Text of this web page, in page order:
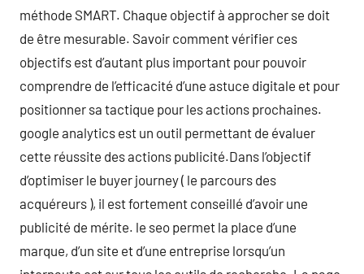
méthode SMART. Chaque objectif à approcher se doit
de être mesurable. Savoir comment vérifier ces
objectifs est d’autant plus important pour pouvoir
comprendre de l’efficacité d’une astuce digitale et pour
positionner sa tactique pour les actions prochaines.
google analytics est un outil permettant de évaluer
cette réussite des actions publicité.Dans l’objectif
d’optimiser le buyer journey ( le parcours des
acquéreurs ), il est fortement conseillé d’avoir une
publicité de mérite. le seo permet la place d’une
marque, d’un site et d’une entreprise lorsqu’un